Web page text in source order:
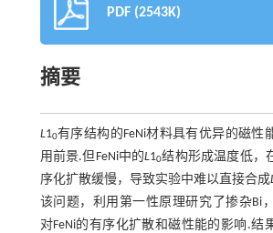
PDF (2543K)
摘要
L10有序结构的FeNi材料具有优异的磁性
用前景.但FeNi中的L10结构形成温度低，
序化扩散缓慢，导致实验中难以直接合成
该问题，利用第一性原理研究了掺杂Bi
对FeNi的有序化扩散和磁性能的影响.结